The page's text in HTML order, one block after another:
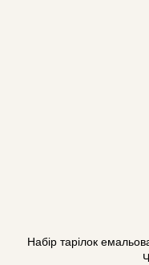
Набір тарілок